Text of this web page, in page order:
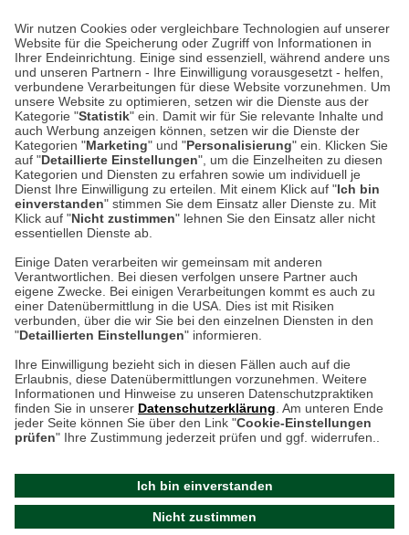
Wir nutzen Cookies oder vergleichbare Technologien auf unserer
Website für die Speicherung oder Zugriff von Informationen in
Ihrer Endeinrichtung. Einige sind essenziell, während andere uns
und unseren Partnern - Ihre Einwilligung vorausgesetzt - helfen,
verbundene Verarbeitungen für diese Website vorzunehmen. Um
unsere Website zu optimieren, setzen wir die Dienste aus der
Kategorie "Statistik" ein. Damit wir für Sie relevante Inhalte und
auch Werbung anzeigen können, setzen wir die Dienste der
Kategorien "Marketing" und "Personalisierung" ein. Klicken Sie
auf "Detaillierte Einstellungen", um die Einzelheiten zu diesen
Kategorien und Diensten zu erfahren sowie um individuell je
Dienst Ihre Einwilligung zu erteilen. Mit einem Klick auf "Ich bin
einverstanden" stimmen Sie dem Einsatz aller Dienste zu. Mit
Klick auf "Nicht zustimmen" lehnen Sie den Einsatz aller nicht
essentiellen Dienste ab.
Einige Daten verarbeiten wir gemeinsam mit anderen
Verantwortlichen. Bei diesen verfolgen unsere Partner auch
eigene Zwecke. Bei einigen Verarbeitungen kommt es auch zu
einer Datenübermittlung in die USA. Dies ist mit Risiken
verbunden, über die wir Sie bei den einzelnen Diensten in den
"Detaillierten Einstellungen" informieren.
Ihre Einwilligung bezieht sich in diesen Fällen auch auf die
Erlaubnis, diese Datenübermittlungen vorzunehmen. Weitere
Informationen und Hinweise zu unseren Datenschutzpraktiken
finden Sie in unserer Datenschutzerklärung . Am unteren Ende
jeder Seite können Sie über den Link "Cookie-Einstellungen
prüfen" Ihre Zustimmung jederzeit prüfen und ggf. widerrufen..
Ich bin einverstanden
Nicht zustimmen
Unser Geschäft in Meckenheim
Auf dem Steinbüchel 6
53340 Meckenheim
Montag bis Samstag 9:00 Uhr bis 18:00 Uhr
weitere Information
Hier finden Sie uns im Netz
Kontakt
Umwelt und Entsorgung
Zur Echtheit von Bewertungen
Hinweisgeber-Schutzgesetz
Barrierefreiheit unserer Website
am 07.08.2026 um 13:17
2024 THE BRITISH SHOP
Cookie-Einstellungen in Ihrem Browser
ACHTUNG!
Ihr Browser speichert aktuell keine Cookies!
Leider können Sie in diesem Fall unseren Online-Shop
Bitte stellen Sie sicher, dass Ihr Browser unsere funktionalen
Cookies für die Dauer Ihres Besuchs auf unserer Website